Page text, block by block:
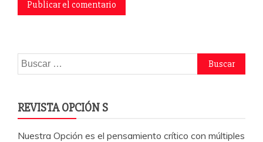
Buscar:
REVISTA OPCIÓN S
Nuestra Opción es el pensamiento crítico con múltiples